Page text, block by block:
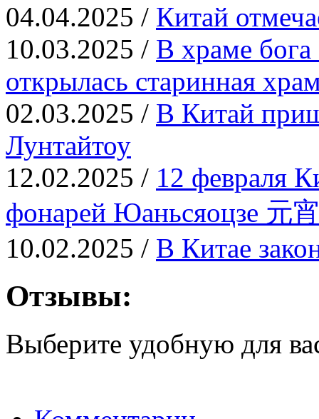
04.04.2025 / Китай
10.03.2025 / В храме
открылась старинная
02.03.2025 / В Китай
Лунтайтоу
12.02.2025 / 12 февраля
фонарей Юаньсяоцзе 元
10.02.2025 / В Китае
Отзывы:
Выберите удобную для